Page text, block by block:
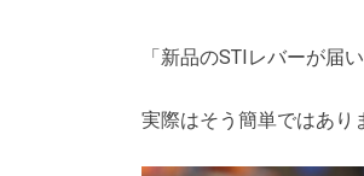
「新品のSTIレバーが届
実際はそう簡単ではあり